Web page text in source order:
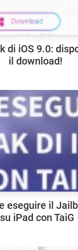
di iOS 9.0:
il download!
eseguire il
iPad con TaiG